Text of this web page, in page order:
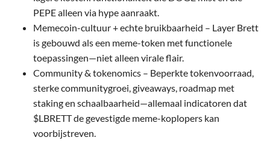
PEPE alleen via hype aanraakt.
Memecoin-cultuur + echte bruikbaarheid – Layer Brett
is gebouwd als een meme-token met functionele
toepassingen—niet alleen virale flair.
Community & tokenomics – Beperkte tokenvoorraad,
sterke communitygroei, giveaways, roadmap met
staking en schaalbaarheid—allemaal indicatoren dat
$LBRETT de gevestigde meme-koplopers kan
voorbijstreven.